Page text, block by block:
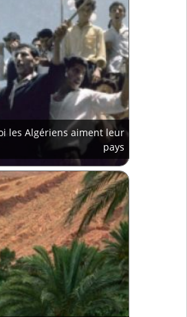
les Algériens aiment leur
pays